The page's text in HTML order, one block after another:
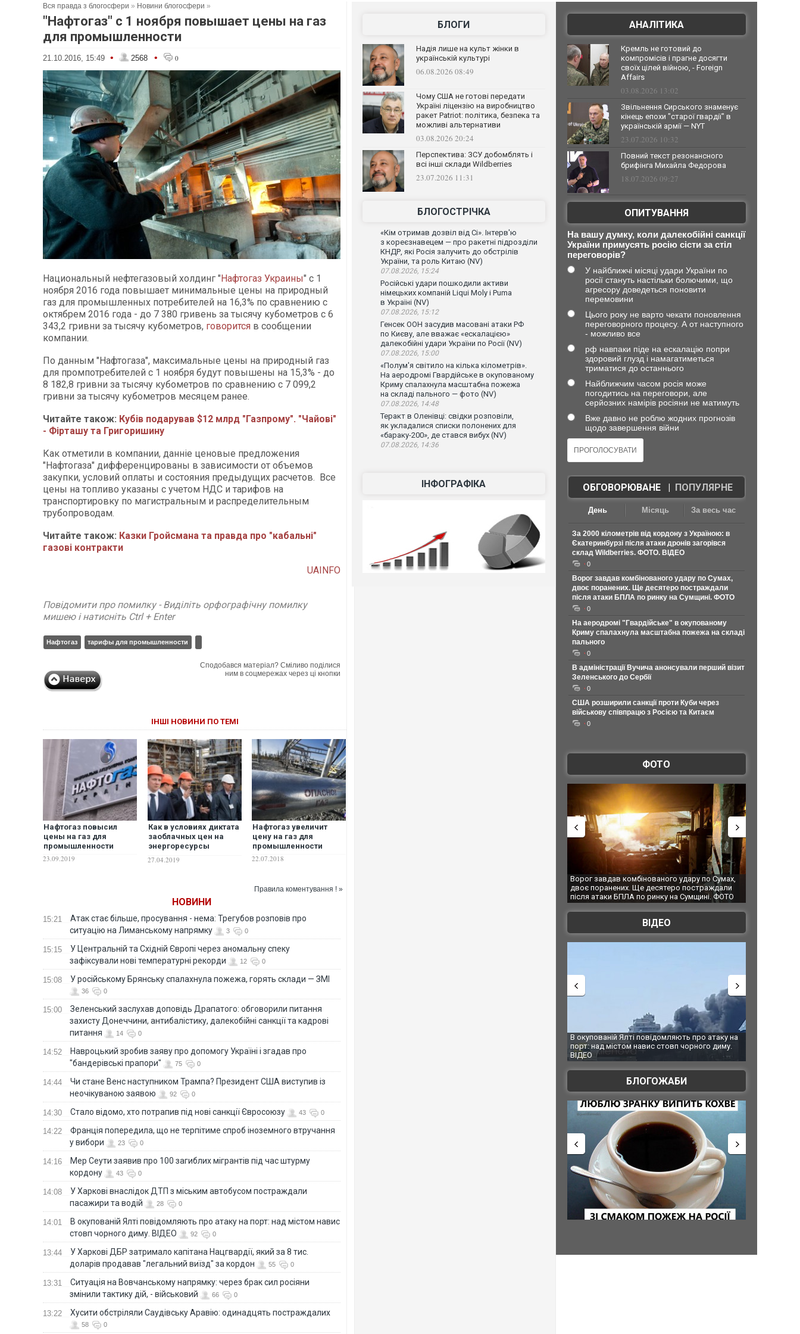
Вся правда з блогосфери » Новини блогосфери »
"Нафтогаз" с 1 ноября повышает цены на газ
для промышленности
21.10.2016, 15:49 • 2568 • 0
Национальный нефтегазовый холдинг "Нафтогаз Украины" с 1
ноября 2016 года повышает минимальные цены на природный
газ для промышленных потребителей на 16,3% по сравнению с
октябрем 2016 года - до 7 380 гривень за тысячу кубометров с 6
343,2 гривни за тысячу кубометров, говорится в сообщении
компании.
По данным "Нафтогаза", максимальные цены на природный газ
для промпотребителей с 1 ноября будут повышены на 15,3% - до
8 182,8 гривни за тысячу кубометров по сравнению с 7 099,2
гривни за тысячу кубометров месяцем ранее.
Читайте також: Кубів подарував $12 млрд "Газпрому". "Чайові"
- Фірташу та Григоришину
Как отметили в компании, данніе ценовые предложения
"Нафтогаза" дифференцированы в зависимости от объемов
закупки, условий оплаты и состояния предыдущих расчетов. Все
цены на топливо указаны с учетом НДС и тарифов на
транспортировку по магистральным и распределительным
трубопроводам.
Читайте також: Казки Гройсмана та правда про "кабальні"
газові контракти
UAINFO
Повідомити про помилку - Виділіть орфографічну помилку
мишею і натисніть Ctrl + Enter
Нафтогаз тарифы для промышленности
Сподобався матеріал? Сміливо поділися
ним в соцмережах через ці кнопки
ІНШІ НОВИНИ ПО ТЕМІ
Нафтогаз повысил
цены на газ для
промышленности
23.09.2019
Как в условиях диктата
заоблачных цен на
энергоресурсы
промышленное
предприятий?
27.04.2019
Нафтогаз увеличит
цену на газ для
промышленности
22.07.2018
Правила коментування ! »
НОВИНИ
15:21
Атак стає більше, просування - нема: Трегубов розповів про
ситуацію на Лиманському напрямку
3 0
15:15
У Центральній та Східній Європі через аномальну спеку
зафіксували нові температурні рекорди
12 0
15:08 У російському Брянську спалахнула пожежа, горять склади — ЗМІ
36 0
15:00
Зеленський заслухав доповідь Драпатого: обговорили питання
захисту Донеччини, антибалістику, далекобійні санкції та кадрові
питання
14 0
14:52
Навроцький зробив заяву про допомогу Україні і згадав про
"бандерівські прапори"
75 0
14:44
Чи стане Венс наступником Трампа? Президент США виступив із
неочікуваною заявою
92 0
14:30 Стало відомо, хто потрапив під нові санкції Євросоюзу 43 0
14:22
Франція попередила, що не терпітиме спроб іноземного втручання
у вибори
23 0
14:16
Мер Сеути заявив про 100 загиблих мігрантів під час штурму
кордону
43 0
14:08
У Харкові внаслідок ДТП з міським автобусом постраждали
пасажири та водій
28 0
14:01
В окупованій Ялті повідомляють про атаку на порт: над містом навис
стовп чорного диму. ВІДЕО
92 0
13:44
У Харкові ДБР затримало капітана Нацгвардії, який за 8 тис.
доларів продавав "легальний виїзд" за кордон
55 0
13:31
Ситуація на Вовчанському напрямку: через брак сил росіяни
змінили тактику дій, - військовий
66 0
13:22 Хусити обстріляли Саудівську Аравію: одинадцять постраждалих
58 0
БЛОГИ
Надія лише на культ жінки в
українській культурі
06.08.2026 08:49
Чому США не готові передати
Україні ліцензію на виробництво
ракет Patriot: політика, безпека та
можливі альтернативи
03.08.2026 20:24
Перспектива: ЗСУ добомблять і
всі інші склади Wildberries
23.07.2026 11:31
БЛОГОСТРІЧКА
«Кім отримав дозвіл від Сі». Інтерв'ю
з кореєзнавецем — про ракетні підрозділи
КНДР, які Росія залучить до обстрілів
України, та роль Китаю (NV)
07.08.2026, 15:24
Російські удари пошкодили активи
німецьких компаній Liqui Moly і Puma
в Україні (NV)
07.08.2026, 15:12
Генсек ООН засудив масовані атаки РФ
по Києву, але вважає «ескалацією»
далекобійні удари України по Росії (NV)
07.08.2026, 15:00
«Полум'я світило на кілька кілометрів».
На аеродромі Гвардійське в окупованому
Криму спалахнула масштабна пожежа
на складі пального — фото (NV)
07.08.2026, 14:48
Теракт в Оленівці: свідки розповіли,
як укладалися списки полонених для
«бараку-200», де стався вибух (NV)
07.08.2026, 14:36
ІНФОГРАФІКА
АНАЛІТИКА
Кремль не готовий до
компромісів і прагне досягти
своїх цілей війною, - Foreign
Affairs
03.08.2026 13:02
Звільнення Сирського знаменує
кінець епохи "старої гвардії" в
українській армії — NYT
23.07.2026 10:32
Повний текст резонансного
брифінга Михайла Федорова
18.07.2026 09:27
ОПИТУВАННЯ
На вашу думку, коли далекобійні санкції
України примусять росію сісти за стіл
переговорів?
У найближчі місяці удари України по
росії стануть настільки болючими, що
агресору доведеться поновити
перемовини
Цього року не варто чекати поновлення
переговорного процесу. А от наступного
- можливо все
рф навпаки піде на ескалацію попри
здоровий глузд і намагатиметься
триматися до останнього
Найближчим часом росія може
погодитись на переговори, але
серйозних намірів росіяни не матимуть
Вже давно не роблю жодних прогнозів
щодо завершення війни
ОБГОВОРЮВАНЕ| ПОПУЛЯРНЕ
День Місяць За весь час
За 2000 кілометрів від кордону з Україною: в
Єкатеринбурзі після атаки дронів загорівся
склад Wildberries. ФОТО. ВІДЕО
0
Ворог завдав комбінованого удару по Сумах,
двоє поранених. Ще десятеро постраждали
після атаки БПЛА по ринку на Сумщині. ФОТО
0
На аеродромі "Гвардійське" в окупованому
Криму спалахнула масштабна пожежа на складі
пального
0
В адміністрації Вучича анонсували перший візит
Зеленського до Сербії
0
США розширили санкції проти Куби через
військову співпрацю з Росією та Китаєм
0
ФОТО
Ворог завдав комбінованого удару по Сумах,
двоє поранених. Ще десятеро постраждали
після атаки БПЛА по ринку на Сумщині. ФОТО
За 2000 кілометрів від кордону з Україною: в
Єкатеринбурзі після атаки дронів загорівся
склад Wildberries. ФОТО. ВІДЕО
ВІДЕО
В окупованій Ялті повідомляють про атаку на
порт: над містом навис стовп чорного диму.
За 2000 кілометрів від кордону з Україною: в
Єкатеринбурзі після атаки дронів загорівся
склад Wildberries. ФОТО. ВІДЕО
БЛОГОЖАБИ